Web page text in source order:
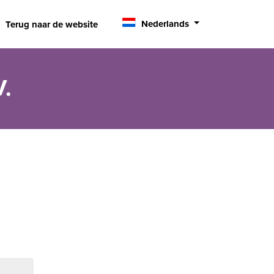
Terug naar de website Nederlands